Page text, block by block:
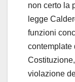
non certo la
legge
funzioni
contemplate
violazione